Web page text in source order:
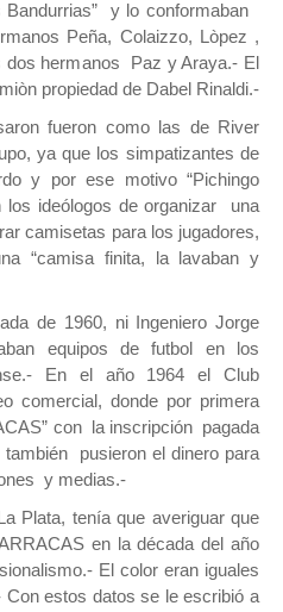
y lo conformaban
Peña, Colaizzo, Lòpez ,
dos hermanos Paz y Araya.- El
propiedad de Dabel Rinaldi.-
fueron como las de River
ya que los simpatizantes de
y por ese motivo “Pichingo
los ideólogos de organizar una
camisetas para los jugadores,
“camisa finita, la lavaban y
de 1960, ni Ingeniero Jorge
equipos de futbol en los
En el año 1964 el Club
comercial, donde por primera
con la inscripción pagada
pusieron el dinero para
y medias.-
Plata, tenía que averiguar que
en la década del año
El color eran iguales
estos datos se le escribió a